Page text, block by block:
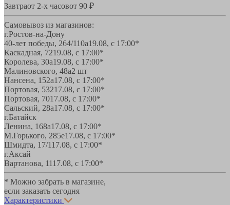
Завтраот 2-х часовот 90 ₽
Самовывоз из магазинов:
г.Ростов-на-Дону
40-лет победы, 264/110а19.08, с 17:00*
Каскадная, 7219.08, с 17:00*
Королева, 30а19.08, с 17:00*
Малиновского, 48а2 шт
Нансена, 152а17.08, с 17:00*
Портовая, 53217.08, с 17:00*
Портовая, 7017.08, с 17:00*
Сальский, 28a17.08, с 17:00*
г.Батайск
Ленина, 168а17.08, с 17:00*
М.Горького, 285е17.08, с 17:00*
Шмидта, 17/117.08, с 17:00*
г.Аксай
Вартанова, 1117.08, с 17:00*
* Можно забрать в магазине,
если заказать сегодня
Характеристики